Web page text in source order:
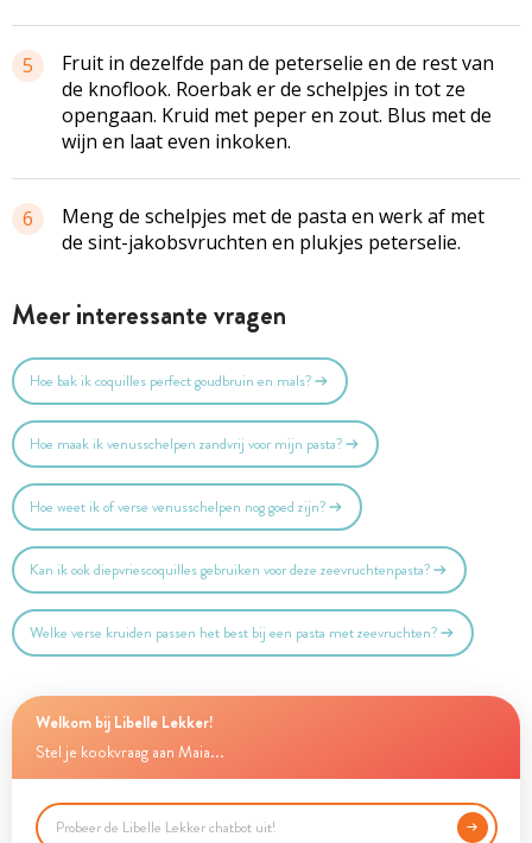
5
Fruit in dezelfde pan de peterselie en de rest van
de knoflook. Roerbak er de schelpjes in tot ze
opengaan. Kruid met peper en zout. Blus met de
wijn en laat even inkoken.
6
Meng de schelpjes met de pasta en werk af met
de sint-jakobsvruchten en plukjes peterselie.
Meer interessante vragen
Hoe bak ik coquilles perfect goudbruin en mals?
Hoe maak ik venusschelpen zandvrij voor mijn pasta?
Hoe weet ik of verse venusschelpen nog goed zijn?
Kan ik ook diepvriescoquilles gebruiken voor deze zeevruchtenpasta?
Welke verse kruiden passen het best bij een pasta met zeevruchten?
Welkom bij Libelle Lekker!
Stel je kookvraag aan Maia...